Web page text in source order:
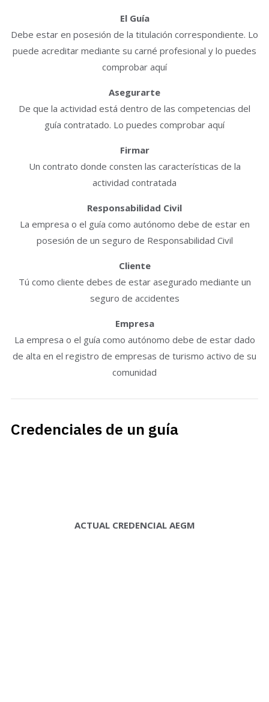
El Guía
Debe estar en posesión de la titulación correspondiente. Lo
puede acreditar mediante su carné profesional y lo puedes
comprobar aquí
Asegurarte
De que la actividad está dentro de las competencias del
guía contratado. Lo puedes comprobar aquí
Firmar
Un contrato donde consten las características de la
actividad contratada
Responsabilidad Civil
La empresa o el guía como autónomo debe de estar en
posesión de un seguro de Responsabilidad Civil
Cliente
Tú como cliente debes de estar asegurado mediante un
seguro de accidentes
Empresa
La empresa o el guía como autónomo debe de estar dado
de alta en el registro de empresas de turismo activo de su
comunidad
Credenciales de un guía
ACTUAL CREDENCIAL AEGM